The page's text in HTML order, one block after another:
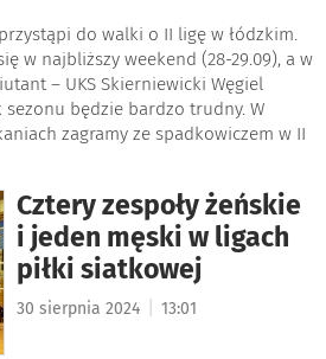
do walki o II ligę w łódzkim.
w najbliższy weekend (28-29.09), a w
– UKS Skierniewicki Węgiel
sezonu będzie bardzo trudny. W
zagramy ze spadkowiczem w II
Cztery zespoły żeńskie
i jeden męski w ligach
piłki siatkowej
30 sierpnia 2024 13:01